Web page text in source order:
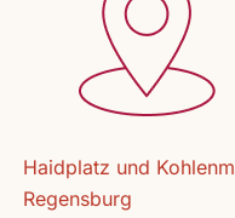
Haidplatz und
Regensburg